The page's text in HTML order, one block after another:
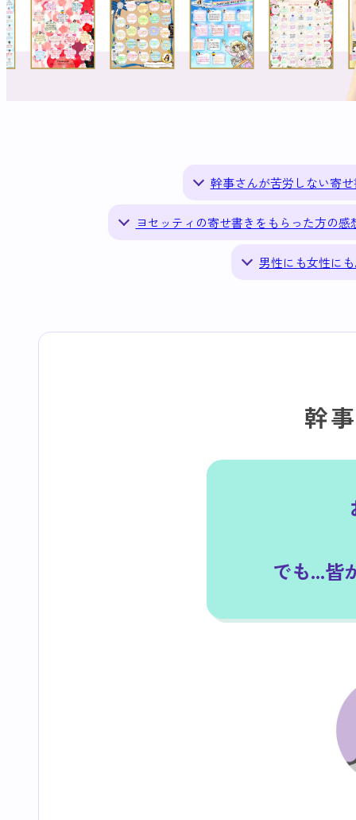
幹事さんが苦労しない寄
ヨセッティの寄せ書きをもらった方の感
男性にも女性に
幹
でも...皆